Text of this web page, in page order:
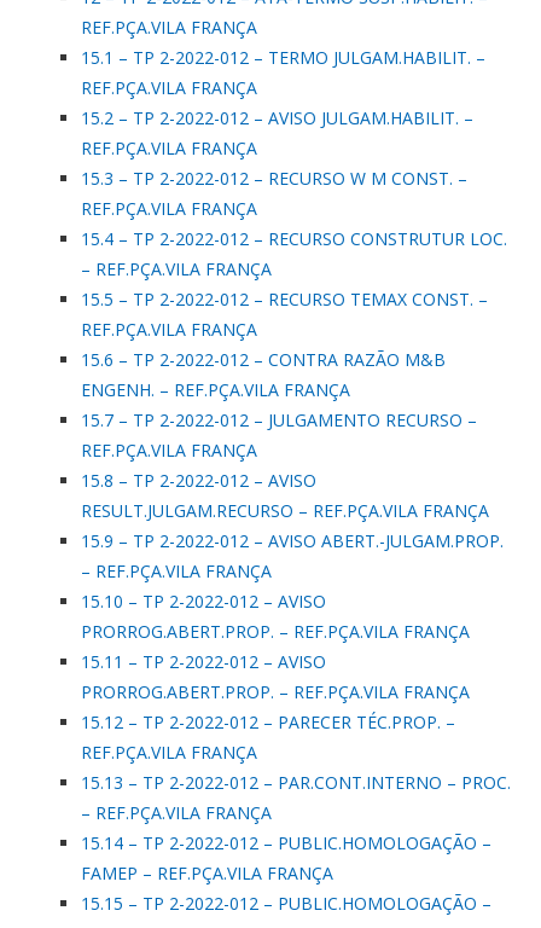
REF.PÇA.VILA FRANÇA
15.1 – TP 2-2022-012 – TERMO JULGAM.HABILIT. –
REF.PÇA.VILA FRANÇA
15.2 – TP 2-2022-012 – AVISO JULGAM.HABILIT. –
REF.PÇA.VILA FRANÇA
15.3 – TP 2-2022-012 – RECURSO W M CONST. –
REF.PÇA.VILA FRANÇA
15.4 – TP 2-2022-012 – RECURSO CONSTRUTUR LOC.
– REF.PÇA.VILA FRANÇA
15.5 – TP 2-2022-012 – RECURSO TEMAX CONST. –
REF.PÇA.VILA FRANÇA
15.6 – TP 2-2022-012 – CONTRA RAZÃO M&B
ENGENH. – REF.PÇA.VILA FRANÇA
15.7 – TP 2-2022-012 – JULGAMENTO RECURSO –
REF.PÇA.VILA FRANÇA
15.8 – TP 2-2022-012 – AVISO
RESULT.JULGAM.RECURSO – REF.PÇA.VILA FRANÇA
15.9 – TP 2-2022-012 – AVISO ABERT.-JULGAM.PROP.
– REF.PÇA.VILA FRANÇA
15.10 – TP 2-2022-012 – AVISO
PRORROG.ABERT.PROP. – REF.PÇA.VILA FRANÇA
15.11 – TP 2-2022-012 – AVISO
PRORROG.ABERT.PROP. – REF.PÇA.VILA FRANÇA
15.12 – TP 2-2022-012 – PARECER TÉC.PROP. –
REF.PÇA.VILA FRANÇA
15.13 – TP 2-2022-012 – PAR.CONT.INTERNO – PROC.
– REF.PÇA.VILA FRANÇA
15.14 – TP 2-2022-012 – PUBLIC.HOMOLOGAÇÃO –
FAMEP – REF.PÇA.VILA FRANÇA
15.15 – TP 2-2022-012 – PUBLIC.HOMOLOGAÇÃO –